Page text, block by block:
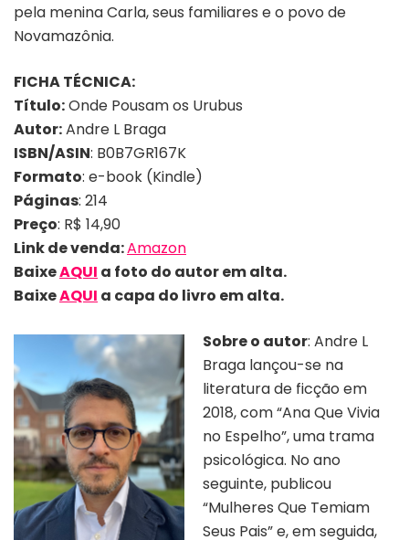
pela menina Carla, seus familiares e o povo de
Novamazônia.
FICHA TÉCNICA:
Título:Onde Pousam os Urubus
Autor:Andre L Braga
ISBN/ASIN: B0B7GR167K
Formato: e-book (Kindle)
Páginas: 214
Preço: R$ 14,90
Link de venda:Amazon
BaixeAQUI a foto do autor em alta.
BaixeAQUI a capa do livro em alta.
Sobre o autor: Andre L
Braga lançou-se na
literatura de ficção em
2018, com “Ana Que Vivia
no Espelho”, uma trama
psicológica. No ano
seguinte, publicou
“Mulheres Que Temiam
Seus Pais” e, em seguida,